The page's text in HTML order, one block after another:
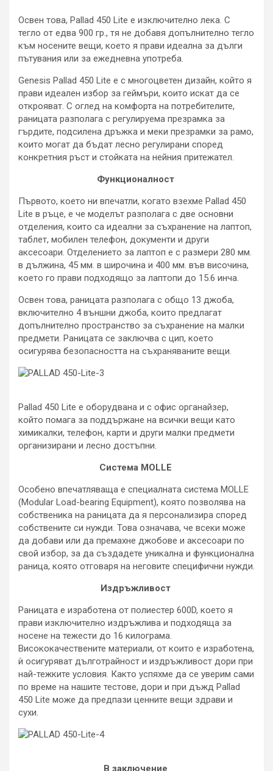
Освен това, Pallad 450 Lite е изключително лека. С
тегло от едва 900 гр., тя не добавя допълнително тегло
към носените вещи, което я прави идеална за дълги
пътувания или за ежедневна употреба.
Genesis Pallad 450 Lite е с многоцветен дизайн, който я
прави идеален избор за геймъри, които искат да се
открояват. С оглед на комфорта на потребителите,
раницата разполага с регулируема презрамка за
гърдите, подсилена дръжка и меки презрамки за рамо,
които могат да бъдат лесно регулирани според
конкретния ръст и стойката на нейния притежател.
Функционалност
Първото, което ни впечатли, когато взехме Pallad 450
Lite в ръце, е че моделът разполага с две основни
отделения, които са идеални за съхранение на лаптоп,
таблет, мобилен телефон, документи и други
аксесоари. Отделението за лаптоп е с размери 280 мм.
в дължина, 45 мм. в широчина и 400 мм. във височина,
което го прави подходящо за лаптопи до 15.6 инча.
Освен това, раницата разполага с общо 13 джоба,
включително 4 външни джоба, които предлагат
допълнително пространство за съхранение на малки
предмети. Раницата се заключва с цип, което
осигурява безопасността на съхраняваните вещи.
Pallad 450 Lite е оборудвана и с офис органайзер,
който помага за поддържане на всички вещи като
химикалки, телефон, карти и други малки предмети
организирани и лесно достъпни.
Система MOLLE
Особено впечатляваща е специалната система MOLLE
(Modular Load-bearing Equipment), която позволява на
собственика на раницата да я персонализира според
собствените си нужди. Това означава, че всеки може
да добави или да премахне джобове и аксесоари по
свой избор, за да създадете уникална и функционална
раница, която отговаря на неговите специфични нужди.
Издръжливост
Раницата е изработена от полиестер 600D, което я
прави изключително издръжлива и подходяща за
носене на тежести до 16 килограма.
Висококачествените материали, от които е изработена,
ѝ осигуряват дълготрайност и издръжливост дори при
най-тежките условия. Както успяхме да се уверим сами
по време на нашите тестове, дори и при дъжд Pallad
450 Lite може да предпази ценните вещи здрави и
сухи.
В заключение